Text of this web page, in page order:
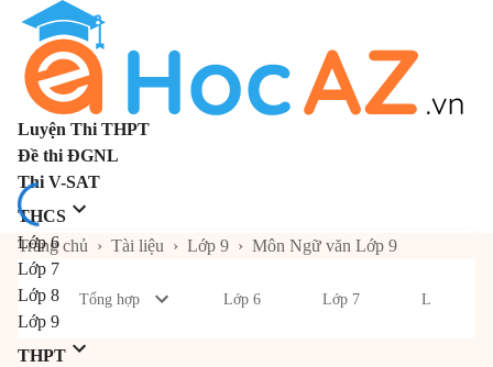
Luyện Thi THPT
Đề thi ĐGNL
Thi V-SAT
THCS
Lớp 6
Lớp 7
Lớp 8
Lớp 9
THPT
Trang chủ › Tài liệu › Lớp 9 › Môn Ngữ văn Lớp 9
Tổng hợp Lớp 6 Lớp 7 Lớp 8